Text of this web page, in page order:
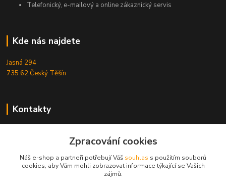
Telefonický, e-mailový a online zákaznický servis
Kde nás najdete
Jasná 294
735 62 Český Těšín
Kontakty
+420724095453
info@reefhome.cz
Zpracování cookies
Náš e-shop a partneři potřebují Váš souhlas s použitím souborů
cookies, aby Vám mohli zobrazovat informace týkající se Vašich
zájmů.